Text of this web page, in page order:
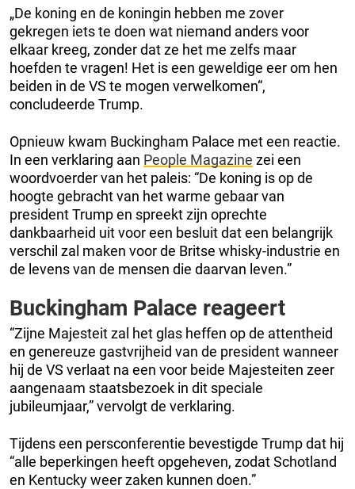
„De koning en de koningin hebben me zover
gekregen iets te doen wat niemand anders voor
elkaar kreeg, zonder dat ze het me zelfs maar
hoefden te vragen! Het is een geweldige eer om hen
beiden in de VS te mogen verwelkomen“,
concludeerde Trump.
Opnieuw kwam Buckingham Palace met een reactie.
In een verklaring aan People Magazine zei een
woordvoerder van het paleis: “De koning is op de
hoogte gebracht van het warme gebaar van
president Trump en spreekt zijn oprechte
dankbaarheid uit voor een besluit dat een belangrijk
verschil zal maken voor de Britse whisky-industrie en
de levens van de mensen die daarvan leven.”
Buckingham Palace reageert
“Zijne Majesteit zal het glas heffen op de attentheid
en genereuze gastvrijheid van de president wanneer
hij de VS verlaat na een voor beide Majesteiten zeer
aangenaam staatsbezoek in dit speciale
jubileumjaar,” vervolgt de verklaring.
Tijdens een persconferentie bevestigde Trump dat hij
“alle beperkingen heeft opgeheven, zodat Schotland
en Kentucky weer zaken kunnen doen.”